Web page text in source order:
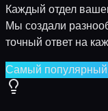
Каждый отдел
Мы создали
точный ответ на
Самый популярный